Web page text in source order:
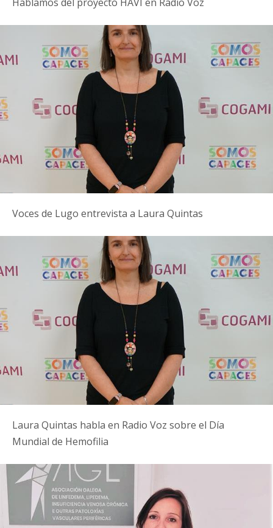
Voces de Lugo entrevista a Laura Quintas
Laura Quintas habla en Radio Voz sobre el Día
Mundial de Hemofilia